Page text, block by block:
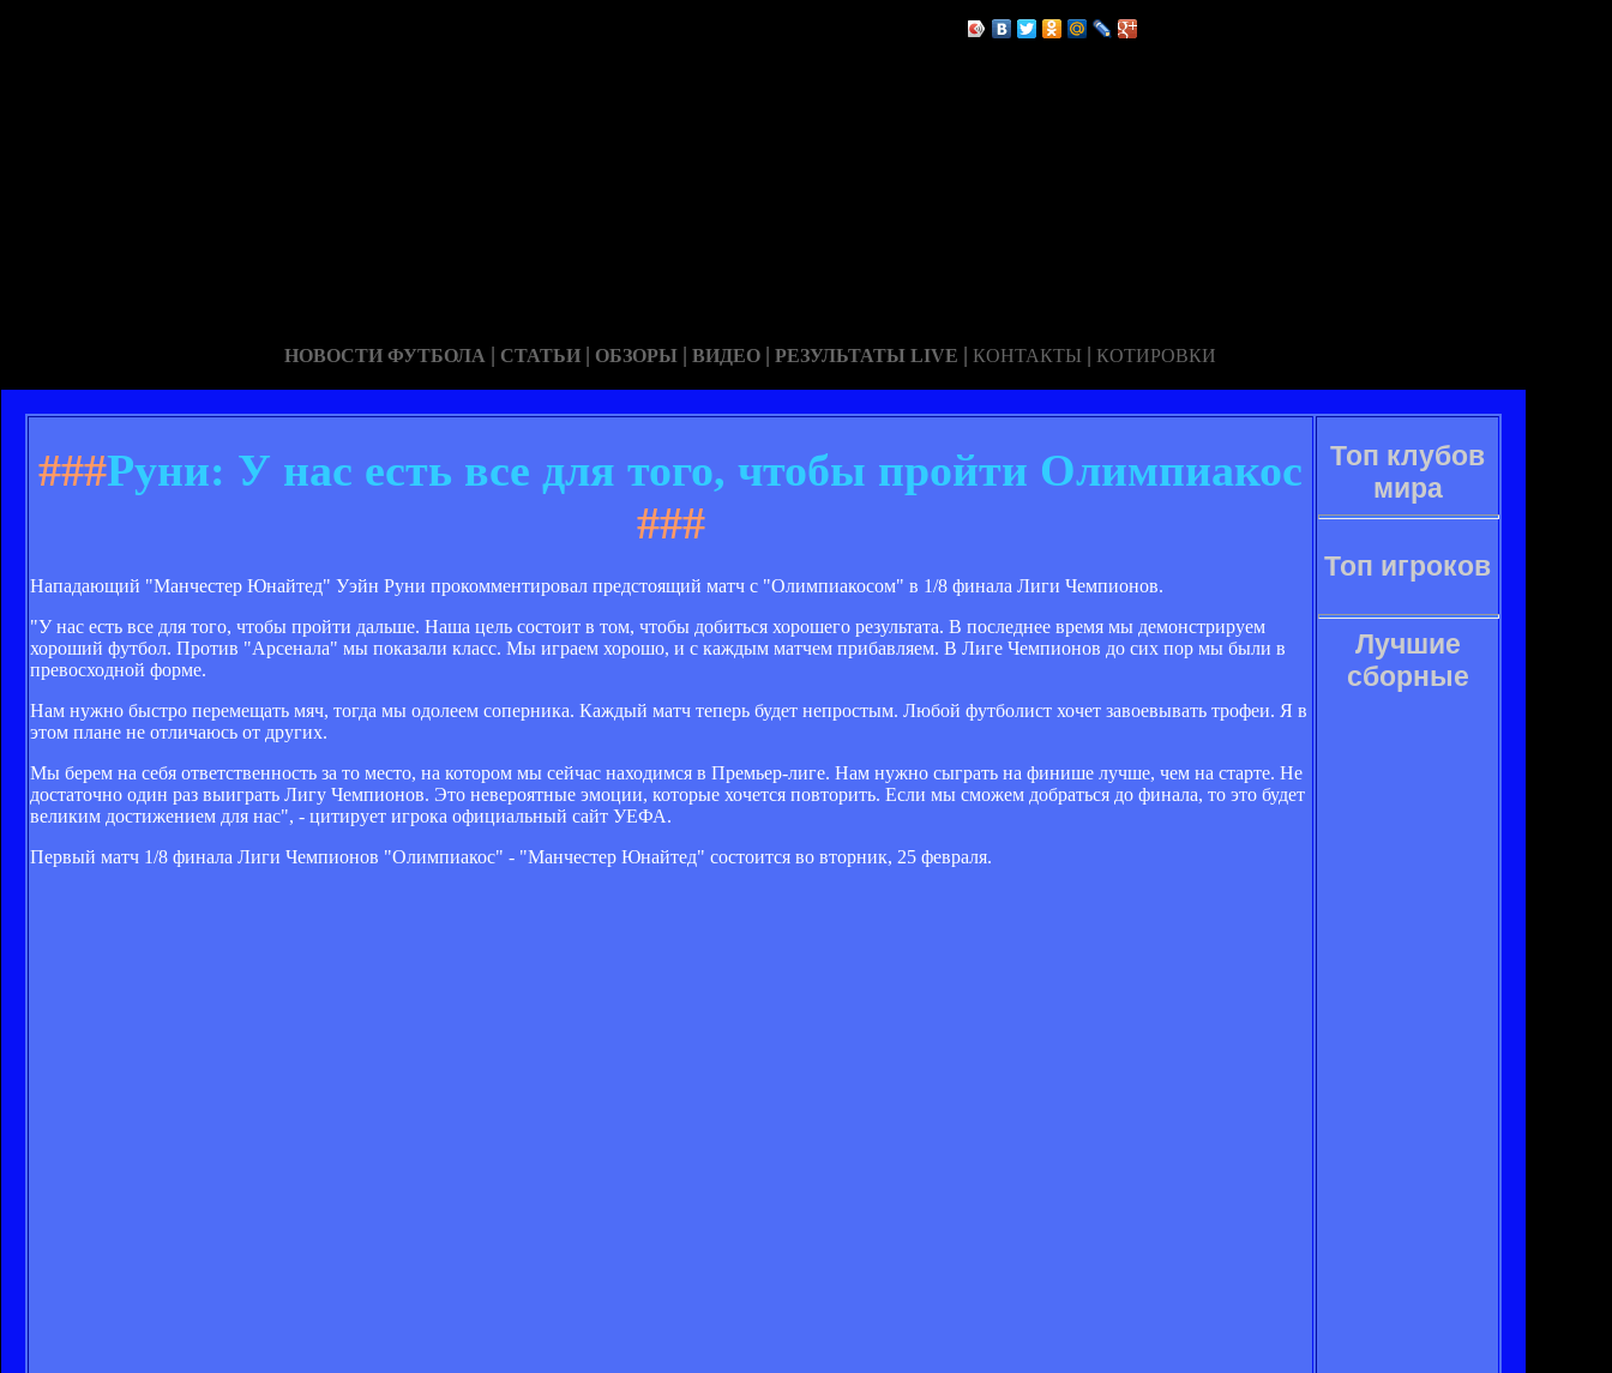
НОВОСТИ ФУТБОЛА | СТАТЬИ | ОБЗОРЫ | ВИДЕО | РЕЗУЛЬТАТЫ LIVE | КОНТАКТЫ | КОТИРОВКИ
###Руни: У нас есть все для того, чтобы пройти Олимпиакос
###
Нападающий "Манчестер Юнайтед" Уэйн Руни прокомментировал предстоящий матч с "Олимпиакосом" в 1/8 финала Лиги Чемпионов.
"У нас есть все для того, чтобы пройти дальше. Наша цель состоит в том, чтобы добиться хорошего результата. В последнее время мы демонстрируем
хороший футбол. Против "Арсенала" мы показали класс. Мы играем хорошо, и с каждым матчем прибавляем. В Лиге Чемпионов до сих пор мы были в
превосходной форме.
Нам нужно быстро перемещать мяч, тогда мы одолеем соперника. Каждый матч теперь будет непростым. Любой футболист хочет завоевывать трофеи. Я в
этом плане не отличаюсь от других.
Мы берем на себя ответственность за то место, на котором мы сейчас находимся в Премьер-лиге. Нам нужно сыграть на финише лучше, чем на старте. Не
достаточно один раз выиграть Лигу Чемпионов. Это невероятные эмоции, которые хочется повторить. Если мы сможем добраться до финала, то это будет
великим достижением для нас", - цитирует игрока официальный сайт УЕФА.
Первый матч 1/8 финала Лиги Чемпионов "Олимпиакос" - "Манчестер Юнайтед" состоится во вторник, 25 февраля.
Топ клубов
мира
Топ игроков
Лучшие
сборные